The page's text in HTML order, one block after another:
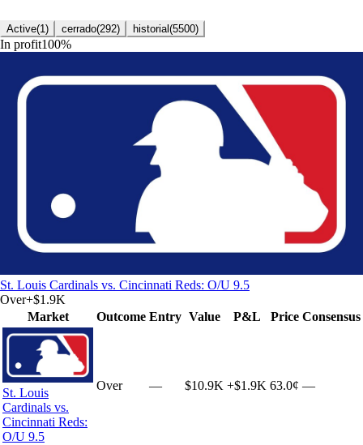
Active(1) cerrado(292) historial(5500)
In profit100%
St. Louis Cardinals vs. Cincinnati Reds: O/U 9.5
Over+$1.9K
Market
Outcome Entry Value P&L Price Consensus
St. Louis
Cardinals vs.
Cincinnati Reds:
O/U 9.5
Over — $10.9K +$1.9K 63.0¢ —